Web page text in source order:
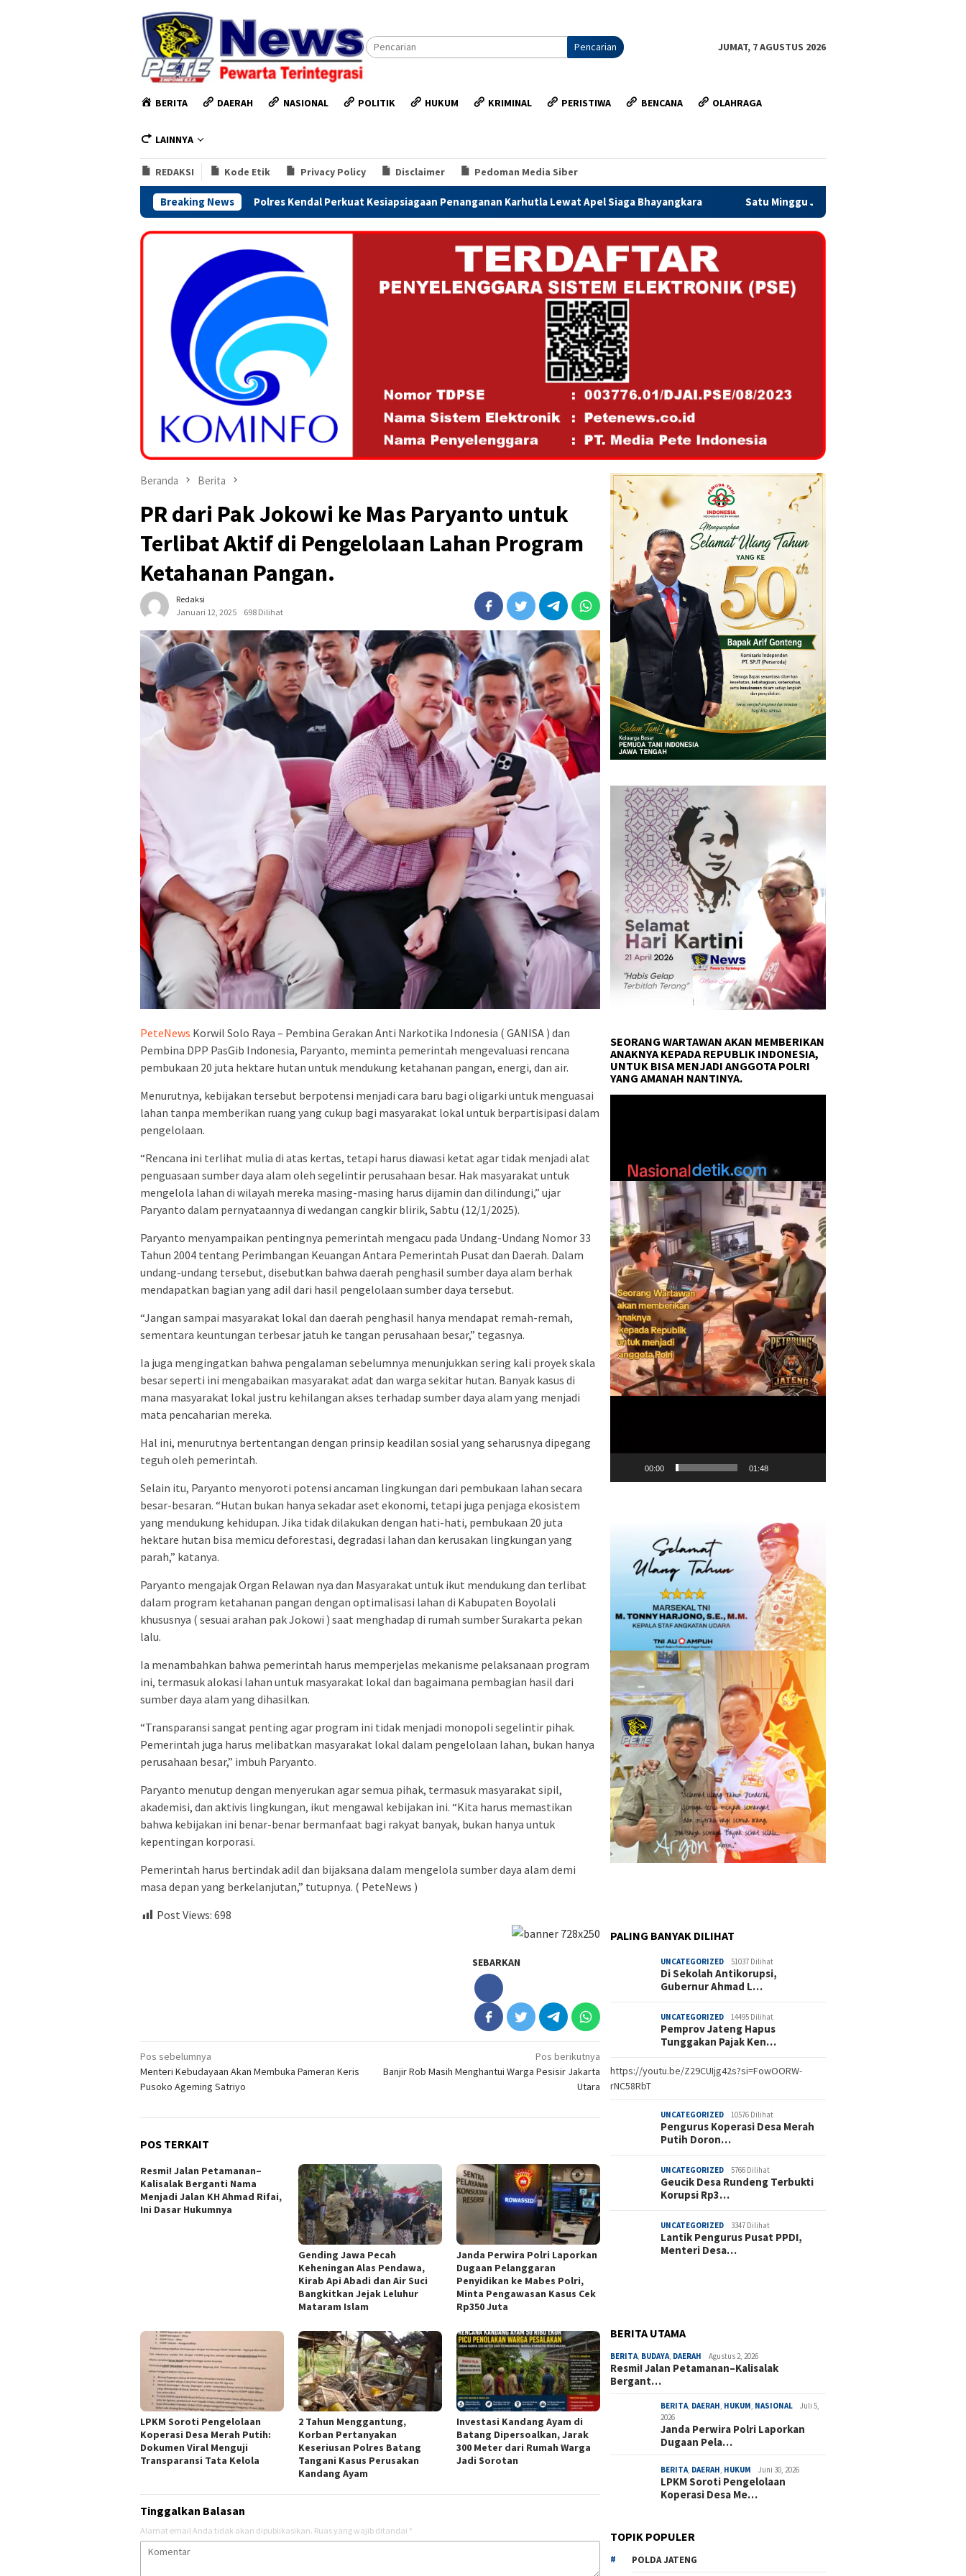
Pencarian JUMAT, 7 AGUSTUS 2026
BERITA DAERAH NASIONAL POLITIK HUKUM KRIMINAL PERISTIWA BENCANA OLAHRAGA
LAINNYA
REDAKSI Kode Etik Privacy Policy Disclaimer Pedoman Media Siber
Breaking News
Polres Kendal Perkuat Kesiapsiagaan Penanganan Karhutla Lewat Apel Siaga Bhayangkara Satu Minggu Jelang Penutupan, Satgas TMMD Ormas dan Warga
Beranda Berita
PR dari Pak Jokowi ke Mas Paryanto untuk
Terlibat Aktif di Pengelolaan Lahan Program
Ketahanan Pangan.
Redaksi
Januari 12, 2025
698 Dilihat
PeteNews Korwil Solo Raya – Pembina Gerakan Anti Narkotika Indonesia ( GANISA ) dan
Pembina DPP PasGib Indonesia, Paryanto, meminta pemerintah mengevaluasi rencana
pembukaan 20 juta hektare hutan untuk mendukung ketahanan pangan, energi, dan air.
Menurutnya, kebijakan tersebut berpotensi menjadi cara baru bagi oligarki untuk menguasai
lahan tanpa memberikan ruang yang cukup bagi masyarakat lokal untuk berpartisipasi dalam
pengelolaan.
“Rencana ini terlihat mulia di atas kertas, tetapi harus diawasi ketat agar tidak menjadi alat
penguasaan sumber daya alam oleh segelintir perusahaan besar. Hak masyarakat untuk
mengelola lahan di wilayah mereka masing-masing harus dijamin dan dilindungi,” ujar
Paryanto dalam pernyataannya di wedangan cangkir blirik, Sabtu (12/1/2025).
Paryanto menyampaikan pentingnya pemerintah mengacu pada Undang-Undang Nomor 33
Tahun 2004 tentang Perimbangan Keuangan Antara Pemerintah Pusat dan Daerah. Dalam
undang-undang tersebut, disebutkan bahwa daerah penghasil sumber daya alam berhak
mendapatkan bagian yang adil dari hasil pengelolaan sumber daya tersebut.
“Jangan sampai masyarakat lokal dan daerah penghasil hanya mendapat remah-remah,
sementara keuntungan terbesar jatuh ke tangan perusahaan besar,” tegasnya.
Ia juga mengingatkan bahwa pengalaman sebelumnya menunjukkan sering kali proyek skala
besar seperti ini mengabaikan masyarakat adat dan warga sekitar hutan. Banyak kasus di
mana masyarakat lokal justru kehilangan akses terhadap sumber daya alam yang menjadi
mata pencaharian mereka.
Hal ini, menurutnya bertentangan dengan prinsip keadilan sosial yang seharusnya dipegang
teguh oleh pemerintah.
Selain itu, Paryanto menyoroti potensi ancaman lingkungan dari pembukaan lahan secara
besar-besaran. “Hutan bukan hanya sekadar aset ekonomi, tetapi juga penjaga ekosistem
yang mendukung kehidupan. Jika tidak dilakukan dengan hati-hati, pembukaan 20 juta
hektare hutan bisa memicu deforestasi, degradasi lahan dan kerusakan lingkungan yang
parah,” katanya.
Paryanto mengajak Organ Relawan nya dan Masyarakat untuk ikut mendukung dan terlibat
dalam program ketahanan pangan dengan optimalisasi lahan di Kabupaten Boyolali
khususnya ( sesuai arahan pak Jokowi ) saat menghadap di rumah sumber Surakarta pekan
lalu.
Ia menambahkan bahwa pemerintah harus memperjelas mekanisme pelaksanaan program
ini, termasuk alokasi lahan untuk masyarakat lokal dan bagaimana pembagian hasil dari
sumber daya alam yang dihasilkan.
“Transparansi sangat penting agar program ini tidak menjadi monopoli segelintir pihak.
Pemerintah juga harus melibatkan masyarakat lokal dalam pengelolaan lahan, bukan hanya
perusahaan besar,” imbuh Paryanto.
Paryanto menutup dengan menyerukan agar semua pihak, termasuk masyarakat sipil,
akademisi, dan aktivis lingkungan, ikut mengawal kebijakan ini. “Kita harus memastikan
bahwa kebijakan ini benar-benar bermanfaat bagi rakyat banyak, bukan hanya untuk
kepentingan korporasi.
Pemerintah harus bertindak adil dan bijaksana dalam mengelola sumber daya alam demi
masa depan yang berkelanjutan,” tutupnya. ( PeteNews )
Post Views: 698
SEBARKAN
Navigasi
pos
Pos sebelumnya
Menteri Kebudayaan Akan Membuka Pameran Keris
Pusoko Ageming Satriyo
Pos berikutnya
Banjir Rob Masih Menghantui Warga Pesisir Jakarta
Utara
POS TERKAIT
Resmi! Jalan Petamanan–
Kalisalak Berganti Nama
Menjadi Jalan KH Ahmad Rifai,
Ini Dasar Hukumnya
Gending Jawa Pecah
Keheningan Alas Pendawa,
Kirab Api Abadi dan Air Suci
Bangkitkan Jejak Leluhur
Mataram Islam
Janda Perwira Polri Laporkan
Dugaan Pelanggaran
Penyidikan ke Mabes Polri,
Minta Pengawasan Kasus Cek
Rp350 Juta
LPKM Soroti Pengelolaan
Koperasi Desa Merah Putih:
Dokumen Viral Menguji
Transparansi Tata Kelola
2 Tahun Menggantung,
Korban Pertanyakan
Keseriusan Polres Batang
Tangani Kasus Perusakan
Kandang Ayam
Investasi Kandang Ayam di
Batang Dipersoalkan, Jarak
300 Meter dari Rumah Warga
Jadi Sorotan
Tinggalkan Balasan
Alamat email Anda tidak akan dipublikasikan. Ruas yang wajib ditandai *
SEORANG WARTAWAN AKAN MEMBERIKAN
ANAKNYA KEPADA REPUBLIK INDONESIA,
UNTUK BISA MENJADI ANGGOTA POLRI
YANG AMANAH NANTINYA.
00:00 01:48
PALING BANYAK DILIHAT
UNCATEGORIZED 51037 Dilihat
Di Sekolah Antikorupsi,
Gubernur Ahmad L…
UNCATEGORIZED 14495 Dilihat
Pemprov Jateng Hapus
Tunggakan Pajak Ken…
https://youtu.be/Z29CUIjg42s?si=FowOORW-
rNC58RbT
UNCATEGORIZED 10576 Dilihat
Pengurus Koperasi Desa Merah
Putih Doron…
UNCATEGORIZED 5766 Dilihat
Geucik Desa Rundeng Terbukti
Korupsi Rp3…
UNCATEGORIZED 3347 Dilihat
Lantik Pengurus Pusat PPDI,
Menteri Desa…
BERITA UTAMA
BERITA BUDAYA DAERAH Agustus 2, 2026
Resmi! Jalan Petamanan–Kalisalak
Bergant…
BERITA DAERAH HUKUM NASIONAL
Juli 5,
2026
Janda Perwira Polri Laporkan
Dugaan Pela…
BERITA DAERAH HUKUM Juni 30, 2026
LPKM Soroti Pengelolaan
Koperasi Desa Me…
TOPIK POPULER
POLDA JATENG